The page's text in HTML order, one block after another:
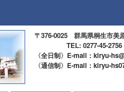
〒376-0025 群馬県桐生市美
TEL: 0277-45-2756
〈全日制〉E-mail：kiryu-
〈通信制〉E-mail：kiryu-